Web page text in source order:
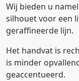
Wij bieden u
silhouet voor een
geraffineerde lijn.
Het handvat is
is minder
geaccentueerd.